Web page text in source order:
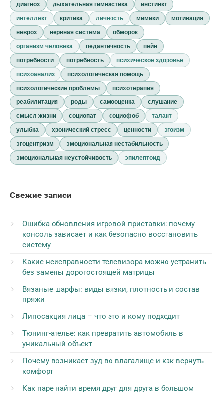
диагноз
дыхательная гимнастика
инстинкт
интеллект
критика личность мимики
мотивация
невроз
нервная система
обморок
организм человека
педантичность
пейн
потребности
потребность
психическое здоровье
психоанализ
психологическая помощь
психологические проблемы
психотерапия
реабилитация
роды самооценка
слушание
смысл жизни
социопат социофоб
талант
улыбка
хронический стресс ценности
эгоизм
эгоцентризм
эмоциональная нестабильность
эмоциональная неустойчивость
эпилептоид
Свежие записи
Ошибка обновления игровой приставки: почему
консоль зависает и как безопасно восстановить
систему
Какие неисправности телевизора можно устранить
без замены дорогостоящей матрицы
Вязаные шарфы: виды вязки, плотность и состав
пряжи
Липосакция лица – что это и кому подходит
Тюнинг-ателье: как превратить автомобиль в
уникальный объект
Почему возникает зуд во влагалище и как вернуть
комфорт
Как паре найти время друг для друга в большом